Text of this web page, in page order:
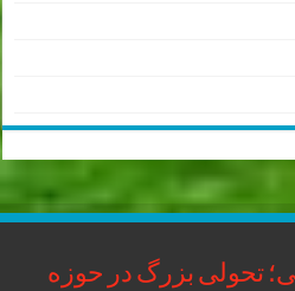
تحولی بزرگ در حوزه